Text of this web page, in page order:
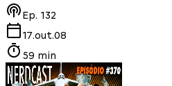
Ep. 132
17.out.08
59 min